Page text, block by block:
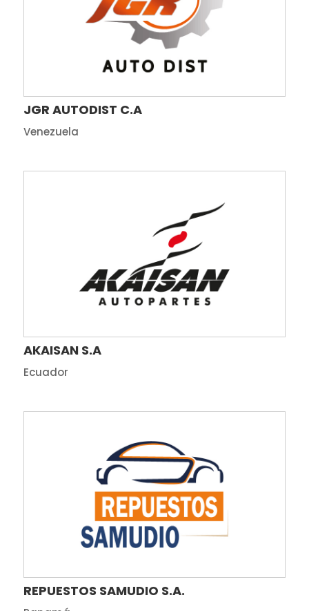
JGR AUTODIST C.A
Venezuela
AKAISAN S.A
Ecuador
REPUESTOS SAMUDIO S.A.